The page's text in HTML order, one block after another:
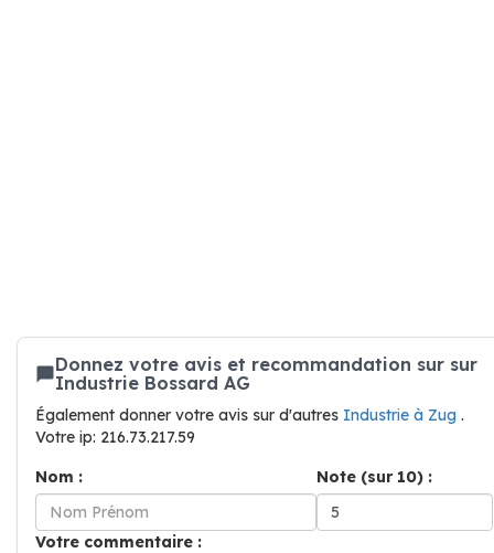
Donnez votre avis et recommandation sur sur
Industrie Bossard AG
Également donner votre avis sur d'autres Industrie à Zug .
Votre ip: 216.73.217.59
Nom :
Note (sur 10) :
Votre commentaire :